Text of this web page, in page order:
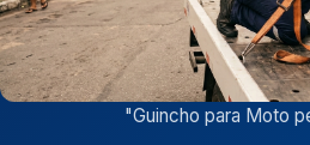
"Guincho para Moto